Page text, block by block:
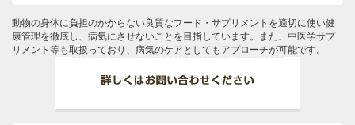
動物の身体に負担のかからない良質なフード・サプリメントを適切に使い健
康管理を徹底し、病気にさせないことを目指しています。また、中医学サプ
リメント等も取扱っており、病気のケアとしてもアプローチが可能です。